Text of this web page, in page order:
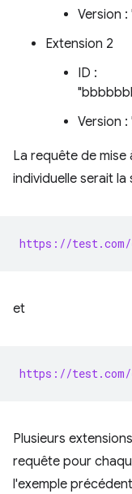
Version :
Extension 2
ID :
Version :
La requête de
individuelle serait la
https://test.com/
et
https://test.com/
Plusieurs
requête pour
l'exemple